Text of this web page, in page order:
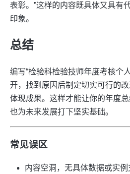
表彰。”这样的内容既具体又具有
印象。
总结
编写“检验科检验技师年度考核个
开，找到原因后制定切实可行的
体现成果。这样才能让你的年度总
也为未来发展打下坚实基础。
常见误区
内容空洞，无具体数据或实例